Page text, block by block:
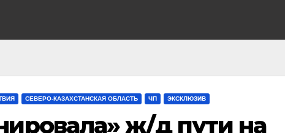
СЕВЕРО-КАЗАХСТАНСКАЯ ОБЛАСТЬ ЧП ЭКСКЛЮЗИВ
ж/д пути на